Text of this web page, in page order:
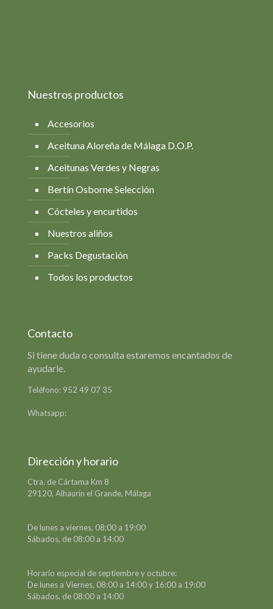
Nuestros productos
Accesorios
Aceituna Aloreña de Málaga D.O.P.
Aceitunas Verdes y Negras
Bertín Osborne Selección
Cócteles y encurtidos
Nuestros aliños
Packs Degustación
Todos los productos
Contacto
Si tiene duda o consulta estaremos encantados de
ayudarle.
Teléfono: 952 49 07 35
Whatsapp:
Dirección y horario
Ctra. de Cártama Km 8
29120, Alhaurín el Grande, Málaga
De lunes a viernes, 08:00 a 19:00
Sábados, de 08:00 a 14:00
Horario especial de septiembre y octubre:
De lunes a Viernes, 08:00 a 14:00 y 16:00 a 19:00
Sábados, de 08:00 a 14:00